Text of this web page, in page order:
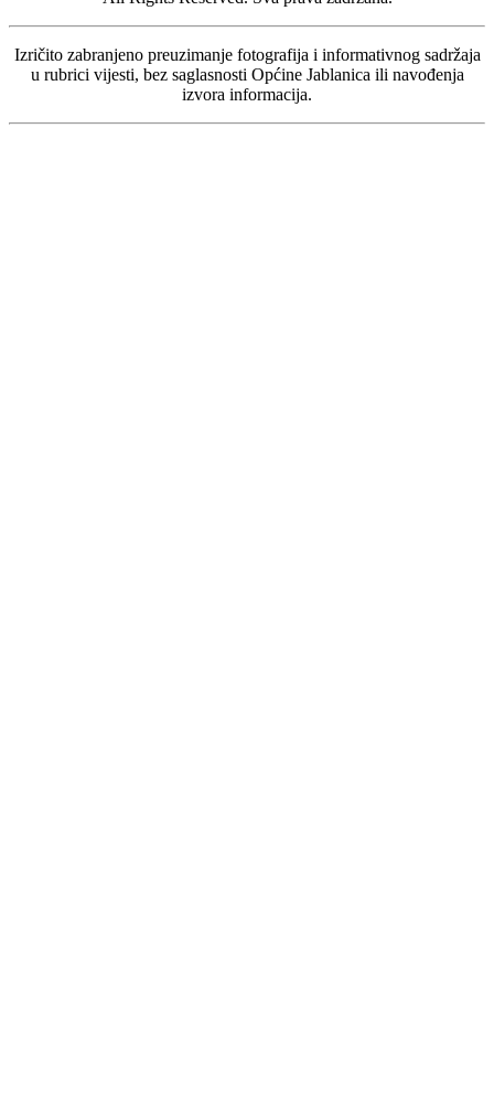
Izričito zabranjeno preuzimanje fotografija i informativnog sadržaja
u rubrici vijesti, bez saglasnosti Općine Jablanica ili navođenja
izvora informacija.